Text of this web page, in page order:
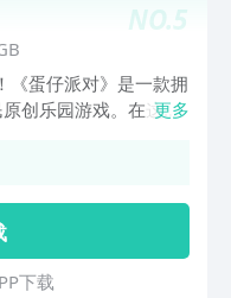
NO.5
《蛋仔派对》是一款拥
创乐园游戏。在这
岛，展开一段奇妙的
高萌盲盒外观，来邂
由度极高的乐园编辑
无二的乐园地图！更有
更多
下载